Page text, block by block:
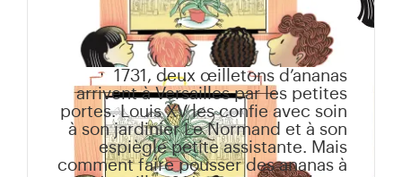
1731, deux œilletons d’ananas
arrivent à Versailles par les petites
portes. Louis XV les confie avec soin
à son jardinier Le Normand et à son
espiègle petite assistante. Mais
comment faire pousser des ananas à